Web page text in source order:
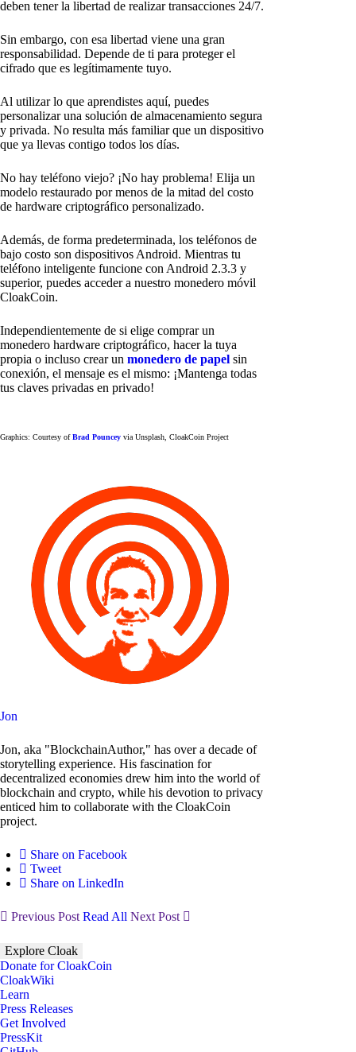
deben tener la libertad de realizar transacciones 24/7.
Sin embargo, con esa libertad viene una gran
responsabilidad. Depende de ti para proteger el
cifrado que es legítimamente tuyo.
Al utilizar lo que aprendistes aquí, puedes
personalizar una solución de almacenamiento segura
y privada. No resulta más familiar que un dispositivo
que ya llevas contigo todos los días.
No hay teléfono viejo? ¡No hay problema! Elija un
modelo restaurado por menos de la mitad del costo
de hardware criptográfico personalizado.
Además, de forma predeterminada, los teléfonos de
bajo costo son dispositivos Android. Mientras tu
teléfono inteligente funcione con Android 2.3.3 y
superior, puedes acceder a nuestro monedero móvil
CloakCoin.
Independientemente de si elige comprar un
monedero hardware criptográfico, hacer la tuya
propia o incluso crear un monedero de papel sin
conexión, el mensaje es el mismo: ¡Mantenga todas
tus claves privadas en privado!
Graphics: Courtesy ofBrad Pouncey via Unsplash, CloakCoin Project
Jon
Jon, aka "BlockchainAuthor," has over a decade of
storytelling experience. His fascination for
decentralized economies drew him into the world of
blockchain and crypto, while his devotion to privacy
enticed him to collaborate with the CloakCoin
project.
Share on Facebook
Tweet
Share on LinkedIn
Previous Post Read All Next Post
Explore Cloak
Donate for CloakCoin
CloakWiki
Learn
Press Releases
Get Involved
PressKit